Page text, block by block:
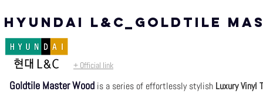
HYUnDAI L&C_GOLDTILE
+ Official link
Goldtile Master Wood is a series of effortlessly stylish Luxury Vinyl